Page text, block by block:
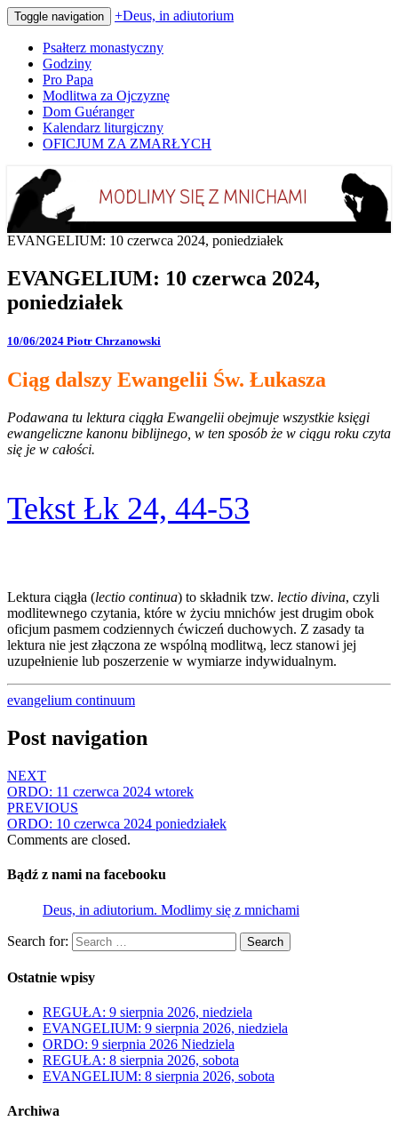
Toggle navigation +Deus, in adiutorium
Psałterz monastyczny
Godziny
Pro Papa
Modlitwa za Ojczyznę
Dom Guéranger
Kalendarz liturgiczny
OFICJUM ZA ZMARŁYCH
+Deus, in adiutorium
Codziennie modlimy się z mnichami
EVANGELIUM: 10 czerwca 2024, poniedziałek
EVANGELIUM: 10 czerwca 2024,
poniedziałek
10/06/2024 Piotr Chrzanowski
Ciąg dalszy Ewangelii Św. Łukasza
Podawana tu lektura ciągła Ewangelii obejmuje wszystkie księgi
ewangeliczne kanonu biblijnego, w ten sposób że w ciągu roku czyta
się je w całości.
Tekst Łk 24, 44-53
Lektura ciągła (lectio continua) to składnik tzw. lectio divina, czyli
modlitewnego czytania, które w życiu mnichów jest drugim obok
oficjum pasmem codziennych ćwiczeń duchowych. Z zasady ta
lektura nie jest złączona ze wspólną modlitwą, lecz stanowi jej
uzupełnienie lub poszerzenie w wymiarze indywidualnym.
evangelium continuum
Post navigation
NEXT
ORDO: 11 czerwca 2024 wtorek
PREVIOUS
ORDO: 10 czerwca 2024 poniedziałek
Comments are closed.
Bądź z nami na facebooku
Deus, in adiutorium. Modlimy się z mnichami
Search for: Search
Ostatnie wpisy
REGUŁA: 9 sierpnia 2026, niedziela
EVANGELIUM: 9 sierpnia 2026, niedziela
ORDO: 9 sierpnia 2026 Niedziela
REGUŁA: 8 sierpnia 2026, sobota
EVANGELIUM: 8 sierpnia 2026, sobota
Archiwa